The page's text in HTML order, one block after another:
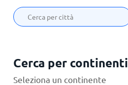
Cerca per continenti
Seleziona un continente